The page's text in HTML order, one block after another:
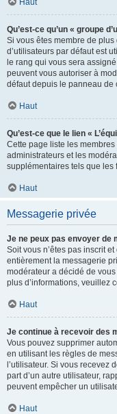
Haut
Qu’est-ce qu’un « groupe
Si vous êtes membre de plus
d’utilisateurs par défaut est
le rang qui vous sera
peuvent vous autoriser à
défaut depuis le panneau de
Haut
Qu’est-ce que le lien «
Cette page liste les
administrateurs et les
supplémentaires tels que les
Haut
Messagerie privée
Je ne peux pas envoyer de
Soit vous n’êtes pas inscrit
entièrement la messagerie
modérateur a décidé de
plus d’informations, veuillez
Haut
Je continue à recevoir des
Vous pouvez supprimer
en utilisant les règles de
l’utilisateur. Si vous recevez
part d’un autre utilisateur,
peuvent empêcher un
Haut